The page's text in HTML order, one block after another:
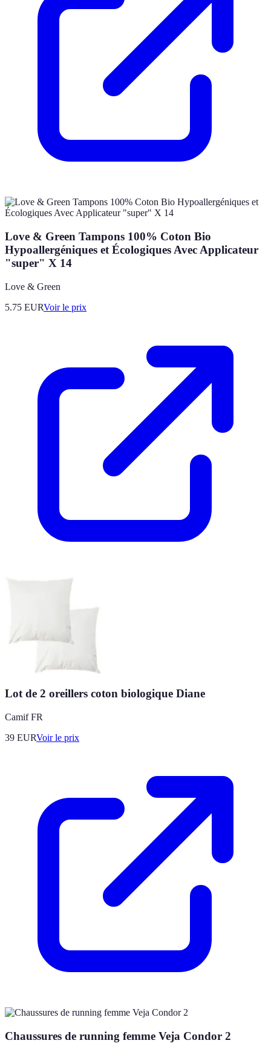
Love & Green Tampons 100% Coton Bio
Hypoallergéniques et Écologiques Avec Applicateur
"super" X 14
Love & Green
5.75 EURVoir le prix
Lot de 2 oreillers coton biologique Diane
Camif FR
39 EURVoir le prix
Chaussures de running femme Veja Condor 2